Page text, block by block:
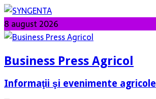
8 august 2026
Business Press Agricol
Informaţii şi evenimente agricole